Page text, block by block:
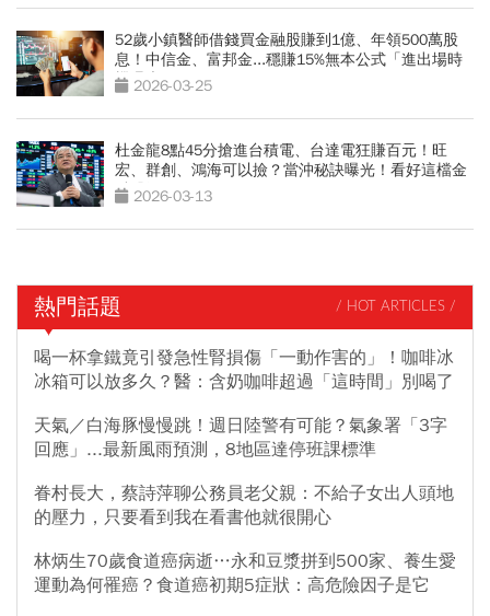
52歲小鎮醫師借錢買金融股賺到1億、年領500萬股
息！中信金、富邦金...穩賺15%無本公式「進出場時
機曝光」
2026-03-25
杜金龍8點45分搶進台積電、台達電狂賺百元！旺
宏、群創、鴻海可以撿？當沖秘訣曝光！看好這檔金
融股衝百元
2026-03-13
熱門話題 / HOT ARTICLES /
喝一杯拿鐵竟引發急性腎損傷「一動作害的」！咖啡冰
冰箱可以放多久？醫：含奶咖啡超過「這時間」別喝了
天氣／白海豚慢慢跳！週日陸警有可能？氣象署「3字
回應」...最新風雨預測，8地區達停班課標準
眷村長大，蔡詩萍聊公務員老父親：不給子女出人頭地
的壓力，只要看到我在看書他就很開心
林炳生70歲食道癌病逝…永和豆漿拼到500家、養生愛
運動為何罹癌？食道癌初期5症狀：高危險因子是它